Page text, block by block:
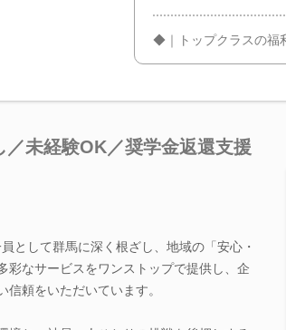
◆｜トップクラスの福
／未経験OK／奨学金返還支援
として群馬に深く根ざし、地域の「安心・
彩なサービスをワンストップで提供し、企
頼をいただいています。